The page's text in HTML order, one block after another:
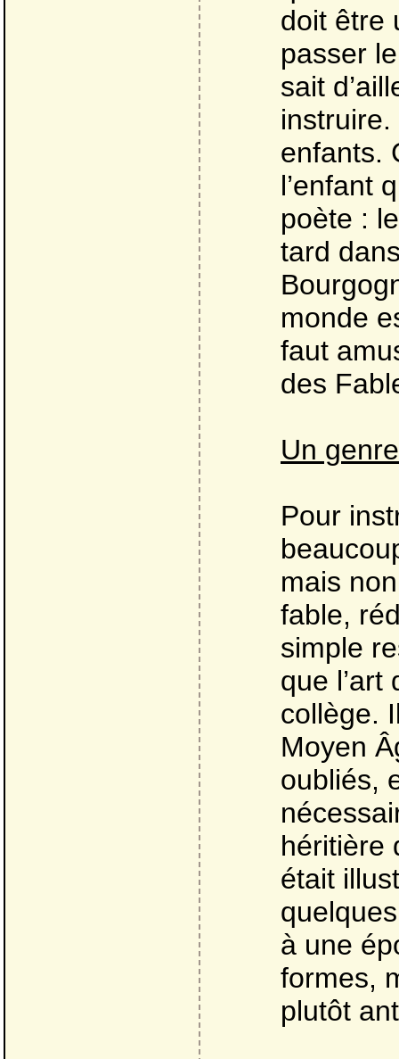
doit être
passer
sait
instruire.
enfants.
l’enfant
poète :
tard
monde
faut
des
Un
Pour
mais
fable,
simple
que l’art
collège.
Moyen
oubliés,
héritière
était
à une
formes,
plutôt